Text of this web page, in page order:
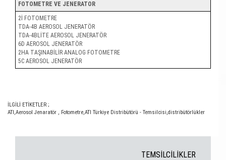
FOTOMETRE VE JENERATOR
2İ FOTOMETRE
TDA-4B AEROSOL JENERATÖR
TDA-4BLİTE AEROSOL JENERATÖR
6D AEROSOL JENERATÖR
2HA TAŞINABİLİR ANALOG FOTOMETRE
5C AEROSOL JENERATÖR
İLGİLİ ETİKETLER ;
ATI,Aerosol Jenaratör , Fotometre,ATI Türkiye Distribütörü - Temsilcisi,distribütörlükler
TEMSİLCİLİKLER